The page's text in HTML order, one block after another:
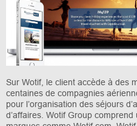
Sur Wotif, le client accède à des
centaines de compagnies
pour l’organisation des séjours
d’affaires. Wotif Group